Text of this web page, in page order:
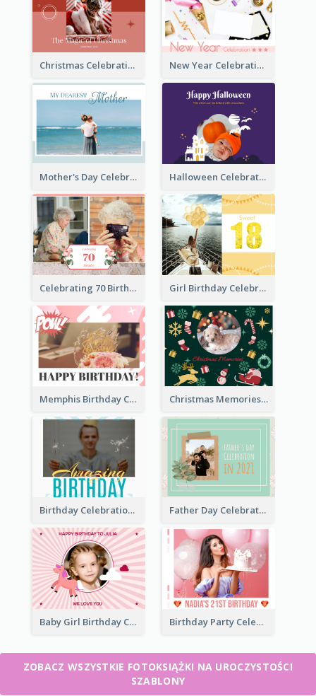
Christmas Celebration Photo Book New Year Celebration Photo Book
Mother's Day Celebration Photo Book Halloween Celebration Photo Book
Celebrating 70 Birthday Celebration Photo Book Girl Birthday Celebration Photo Book
Memphis Birthday Celebration Photo Book Christmas Memories Photo Book
Birthday Celebration Photo Book Father Day Celebration Photo Book With Quotes
Baby Girl Birthday Celebration Photo Book Birthday Party Celebration Photo Book
ZOBACZ WSZYSTKIE FOTOKSIĄŻKI NA UROCZYSTOŚCI
SZABLONY